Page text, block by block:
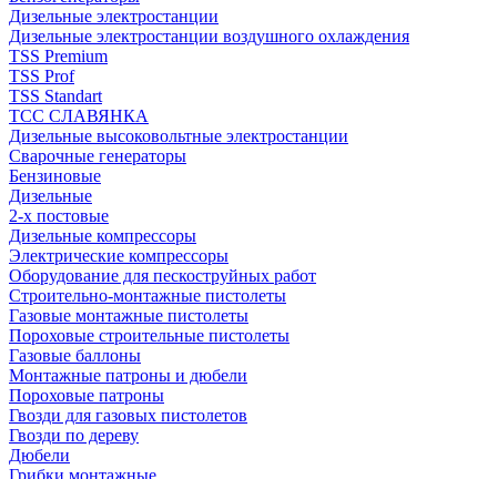
Дизельные электростанции
Дизельные электростанции воздушного охлаждения
TSS Premium
TSS Prof
TSS Standart
ТСС СЛАВЯНКА
Дизельные высоковольтные электростанции
Сварочные генераторы
Бензиновые
Дизельные
2-х постовые
Дизельные компрессоры
Электрические компрессоры
Оборудование для пескоструйных работ
Строительно-монтажные пистолеты
Газовые монтажные пистолеты
Пороховые строительные пистолеты
Газовые баллоны
Монтажные патроны и дюбели
Пороховые патроны
Гвозди для газовых пистолетов
Гвозди по дереву
Дюбели
Грибки монтажные